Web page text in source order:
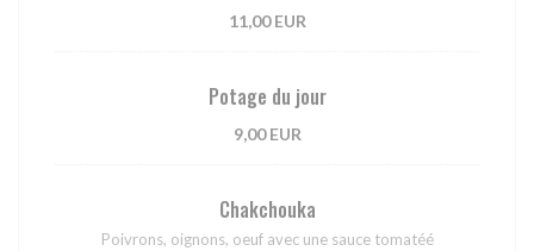
11,00 EUR
Potage du jour
9,00 EUR
Chakchouka
Poivrons, oignons, oeuf avec une sauce tomatéé